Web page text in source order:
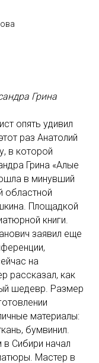
Грина
опять удивил
раз Анатолий
в которой
Грина «Алые
в минувший
областной
Площадкой
книги.
заявил еще
на
рассказал, как
шедевр. Размер
материалы:
бумвинил.
Сибири начал
Мастер в